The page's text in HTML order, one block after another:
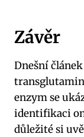
Závěr
Dnešní
enzym se
identifikaci
důležité si